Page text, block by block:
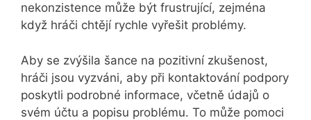
nekonzistence může být frustrující, zejména
když hráči chtějí rychle vyřešit problémy.
Aby se zvýšila šance na pozitivní zkušenost,
hráči jsou vyzváni, aby při kontaktování podpory
poskytli podrobné informace, včetně údajů o
svém účtu a popisu problému. To může pomoci